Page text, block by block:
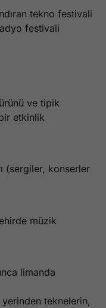
tekno festivali
festivali
ve tipik
etkinlik
(sergiler, konserler
müzik
limanda
yerinden teknelerin,